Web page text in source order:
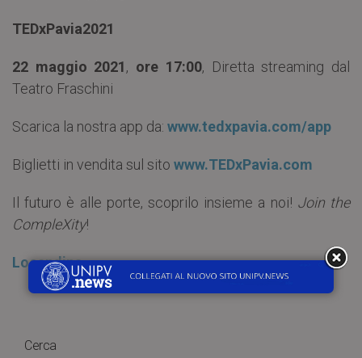
TEDxPavia2021
22 maggio 2021, ore 17:00, Diretta streaming dal
Teatro Fraschini
Scarica la nostra app da: www.tedxpavia.com/app
Biglietti in vendita sul sito www.TEDxPavia.com
Il futuro è alle porte, scoprilo insieme a noi! Join the
CompleXity!
Locandina
Cerca